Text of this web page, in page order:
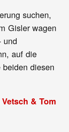
suchen,
Gisler wagen
und
auf die
diesen
& Tom